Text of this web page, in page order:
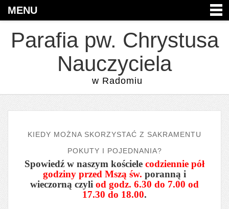
MENU
Parafia pw. Chrystusa
Nauczyciela
w Radomiu
KIEDY MOŻNA SKORZYSTAĆ Z SAKRAMENTU
POKUTY I POJEDNANIA?
Spowiedź w naszym kościele codziennie pół
godziny przed Mszą św. poranną i
wieczorną czyli od godz. 6.30 do 7.00 od
17.30 do 18.00.